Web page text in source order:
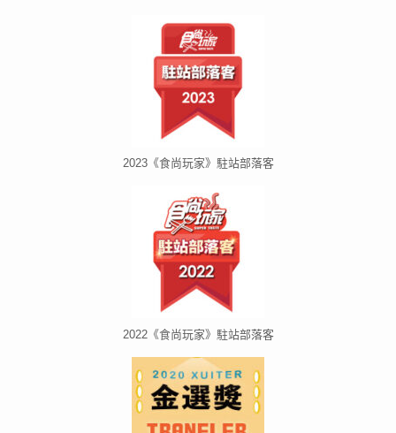
2023《食尚玩家》駐站部落客
2022《食尚玩家》駐站部落客